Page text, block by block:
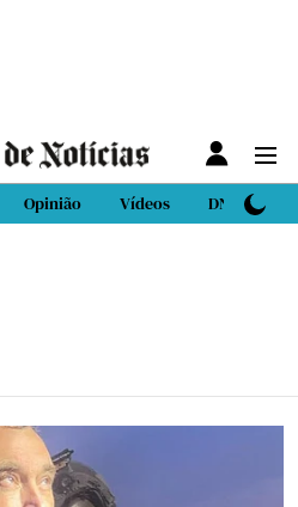
Opinião Vídeos DN Sport